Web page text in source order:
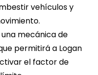
vehículos y
una mecánica de
permitirá a Logan
el factor de